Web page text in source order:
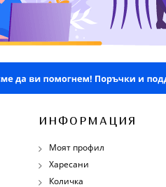
ИНФОРМАЦИЯ
Моят профил
Харесани
Количка